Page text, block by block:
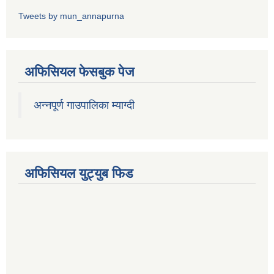
Tweets by mun_annapurna
अफिसियल फेसबुक पेज
अन्नपूर्ण गाउपालिका म्याग्दी
अफिसियल युट्युब फिड